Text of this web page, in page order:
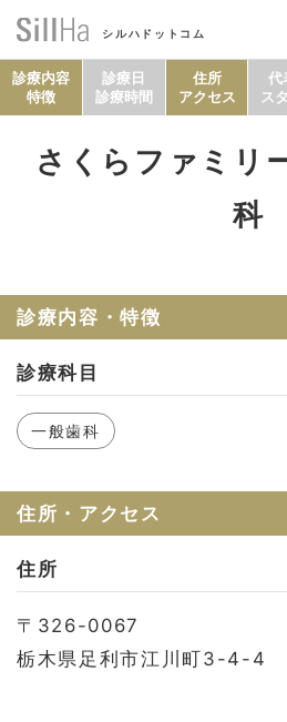
シルハドットコム
コラム
利用規約
診療内容
特徴
診療日
診療時間
住所
アクセス
代
ス
さくらファミリ
科
診療内容・特徴
診療科目
一般歯科
住所・アクセス
住所
〒326-0067
栃木県足利市江川町3-4-4